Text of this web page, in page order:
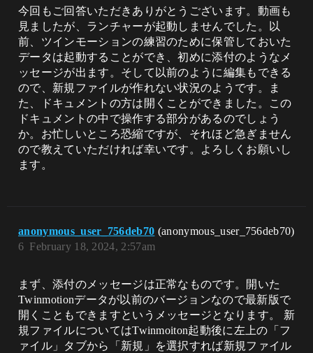
今回もご回答いただきありがとうございます。動画も
見ましたが、ランチャーが起動しませんでした。以
前、ツインモーションの練習のために保管しておいた
データは起動することができ、初めに添付のようなメ
ッセージが出ます。そして以前のように編集もできる
ので、新規ファイルが作れない状況のようです。ま
た、ドキュメントの方は開くことができました。この
ドキュメントの中で操作する部分があるのでしょう
か。お忙しいところ恐縮ですが、それほど急ぎません
ので教えていただければ幸いです。よろしくお願いし
ます。
anonymous_user_756deb70 (anonymous_user_756deb70)
February 18, 2024, 2:57am
6
まず、添付のメッセージは正常なものです。開いた
Twinmotionデータが以前のバージョンなので最新版で
開くこともできますというメッセージとなります。 新
規ファイルについてはTwinmoiton起動後に左上の「フ
ァイル」タブから「新規」を選択すれば新規ファイル